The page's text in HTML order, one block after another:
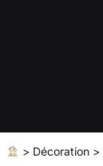
> Décoration>